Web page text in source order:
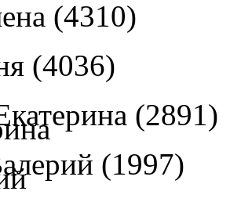
(4310)
(4036)
(2891)
(1997)